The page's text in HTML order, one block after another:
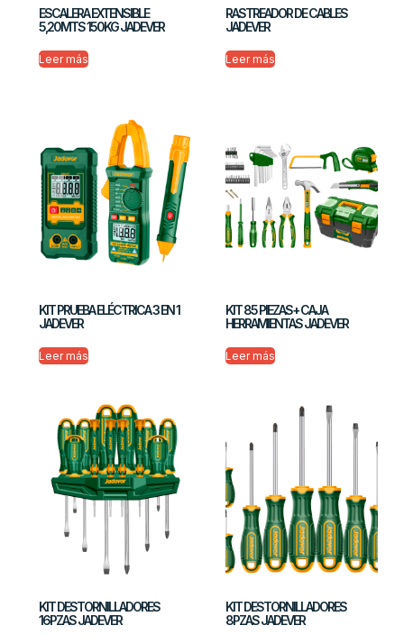
ESCALERA EXTENSIBLE
5,20MTS 150KG JADEVER
Leer más
RASTREADOR DE CABLES
JADEVER
Leer más
KIT PRUEBA ELÉCTRICA 3 EN 1
JADEVER
Leer más
KIT 85 PIEZAS+ CAJA
HERRAMIENTAS JADEVER
Leer más
KIT DESTORNILLADORES
16PZAS JADEVER
KIT DESTORNILLADORES
8PZAS JADEVER